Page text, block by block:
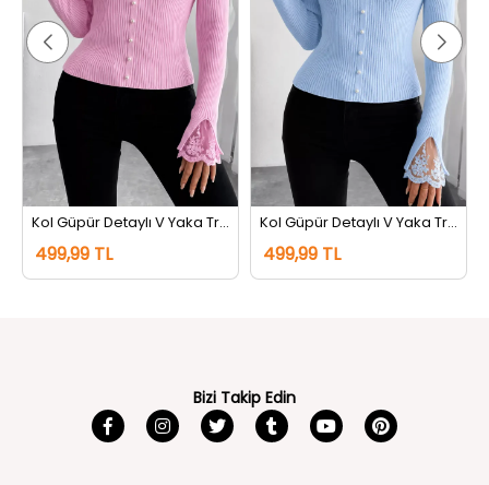
499,99 TL
Kol Güpür Detaylı V Yaka Triko Bluz Mavi
499,99 TL